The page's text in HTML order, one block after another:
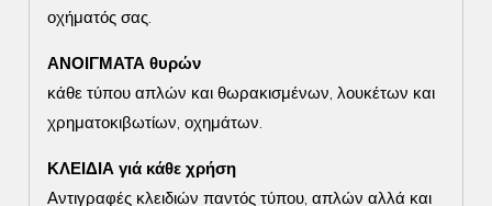
οχήματός σας.
ΑΝΟΙΓΜΑΤΑ θυρών
κάθε τύπου απλών και θωρακισμένων, λουκέτων και
χρηματοκιβωτίων, οχημάτων.
ΚΛΕΙΔΙΑ γιά κάθε χρήση
Αντιγραφές κλειδιών παντός τύπου, απλών αλλά και